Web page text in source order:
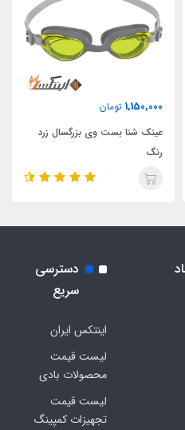
1,150,000 تومان
عینک شنا بست وی بزرگسال زرد
رنگ
دسترسی
سریع
اینتکس ایران
لیست قیمت
محصولات بادی
لیست قیمت
تجهیزات کمپینگ